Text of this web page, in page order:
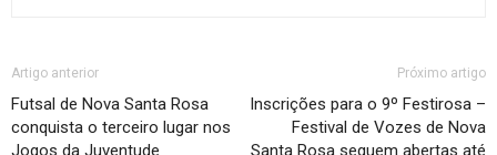
Artigo anterior
Futsal de Nova Santa Rosa
conquista o terceiro lugar nos
Jogos da Juventude
Próximo artigo
Inscrições para o 9º Festirosa –
Festival de Vozes de Nova
Santa Rosa seguem abertas até